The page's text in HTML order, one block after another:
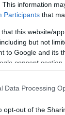
This information
Participants that
that this website/
but not
to Google and its
consent section.
Data Processing
opt-out of the
śmierci lwów?